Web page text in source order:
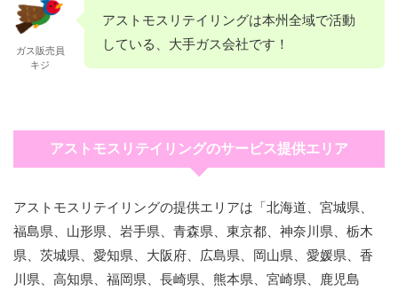
ガス販売員
キジ
アストモスリテイリングは本州全域で活動
している、大手ガス会社です！
アストモスリテイリングのサービス提供エリア
アストモスリテイリングの提供エリアは「北海道、宮城県、
福島県、山形県、岩手県、青森県、東京都、神奈川県、栃木
県、茨城県、愛知県、大阪府、広島県、岡山県、愛媛県、香
川県、高知県、福岡県、長崎県、熊本県、宮崎県、鹿児島